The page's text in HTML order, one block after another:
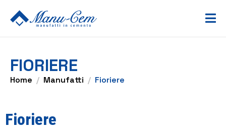
FIORIERE
Home Manufatti Fioriere
Fioriere